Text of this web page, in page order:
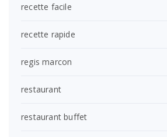
recette facile
recette rapide
regis marcon
restaurant
restaurant buffet